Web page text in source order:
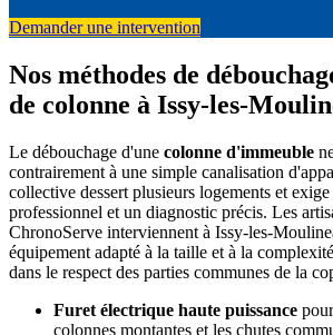
Demander une intervention
Nos méthodes de
de colonne à Issy-les-
Le débouchage d'une colonne d'immeuble
contrairement à une simple canalisation
collective dessert plusieurs logements et
professionnel et un diagnostic précis. Les
ChronoServe interviennent à Issy-les-
équipement adapté à la taille et à la
dans le respect des parties communes de la
Furet électrique haute puissance
colonnes montantes et les chutes